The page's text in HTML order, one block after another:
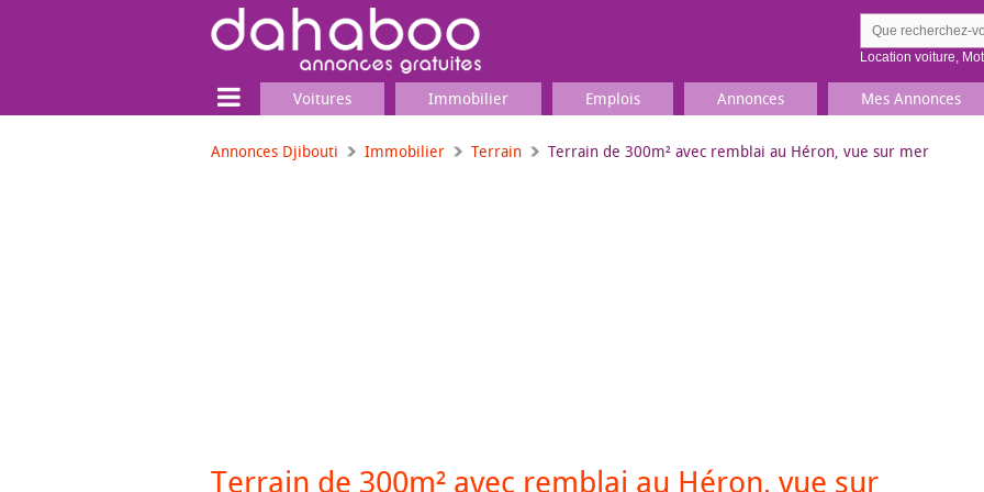
Location voiture,
Voitures Immobilier Emplois Annonces Mes Annonces
Annonces Djibouti Immobilier Terrain Terrain de 300m² avec remblai au Héron, vue sur mer
Terrain de 300m² avec remblai au Héron, vue sur